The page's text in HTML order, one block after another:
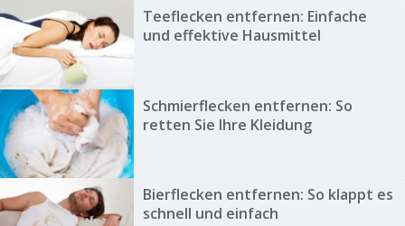
Teeflecken entfernen: Einfache
und effektive Hausmittel
Schmierflecken entfernen: So
retten Sie Ihre Kleidung
Bierflecken entfernen: So klappt es
schnell und einfach